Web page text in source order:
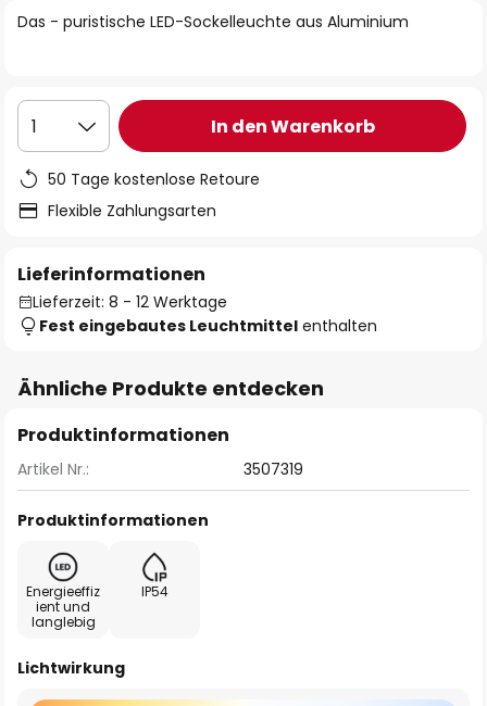
springen
Das - puristische LED-Sockelleuchte aus Aluminium
1 In den Warenkorb
50 Tage kostenlose Retoure
Flexible Zahlungsarten
Lieferinformationen
Lieferzeit: 8 - 12 Werktage
Fest eingebautes Leuchtmittel enthalten
Ähnliche Produkte entdecken
Produktinformationen
Artikel Nr.: 3507319
Produktinformationen
Energieeffiz
ient und
langlebig
IP54
Lichtwirkung